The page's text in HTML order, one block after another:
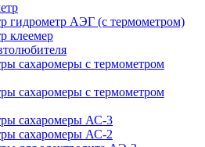
гидрометр АЭГ (с термометром)
клеемер
сахаромеры с термометром
сахаромеры с термометром
сахаромеры АС-3
сахаромеры АС-2